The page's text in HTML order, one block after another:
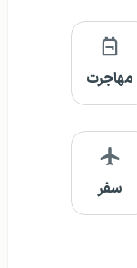
مهاجرت
سفر